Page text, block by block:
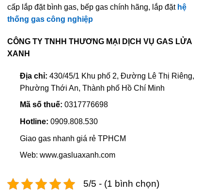
cấp lắp đặt bình gas, bếp gas chính hãng, lắp đặt hệ
thống gas công nghiệp
CÔNG TY TNHH THƯƠNG MẠI DỊCH VỤ GAS LỬA
XANH
Địa chỉ: 430/45/1 Khu phố 2, Đường Lê Thị Riêng,
Phường Thới An, Thành phố Hồ Chí Minh
Mã số thuế: 0317776698
Hotline: 0909.808.530
Giao gas nhanh giá rẻ TPHCM
Web: www.gasluaxanh.com
5/5 - (1 bình chọn)